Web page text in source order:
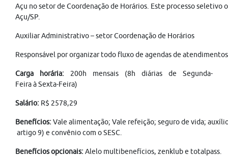
Açu no setor de Coordenação de Horários. Este processo
Açu/SP.
Auxiliar Administrativo – setor Coordenação de Horários
Responsável por organizar todo fluxo de agendas de
Carga horária: 200h mensais (8h diárias de Segunda-
Feira à Sexta-Feira)
Salário: R$ 2578,29
Benefícios:Vale alimentação; Vale refeição; seguro de vida;
artigo 9) e convênio com o SESC.
Benefícios opcionais:Alelo multibenefícios, zenklub e totalpass.